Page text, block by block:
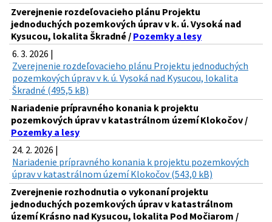
Zverejnenie rozdeľovacieho plánu Projektu
jednoduchých pozemkových úprav v k. ú. Vysoká nad
Kysucou, lokalita Škradné / Pozemky a lesy
6. 3. 2026 |
Zverejnenie rozdeľovacieho plánu Projektu jednoduchých
pozemkových úprav v k. ú. Vysoká nad Kysucou, lokalita
Škradné (495,5 kB)
Nariadenie prípravného konania k projektu
pozemkových úprav v katastrálnom území Klokočov /
Pozemky a lesy
24. 2. 2026 |
Nariadenie prípravného konania k projektu pozemkových
úprav v katastrálnom území Klokočov (543,0 kB)
Zverejnenie rozhodnutia o vykonaní projektu
jednoduchých pozemkových úprav v katastrálnom
území Krásno nad Kysucou, lokalita Pod Močiarom /